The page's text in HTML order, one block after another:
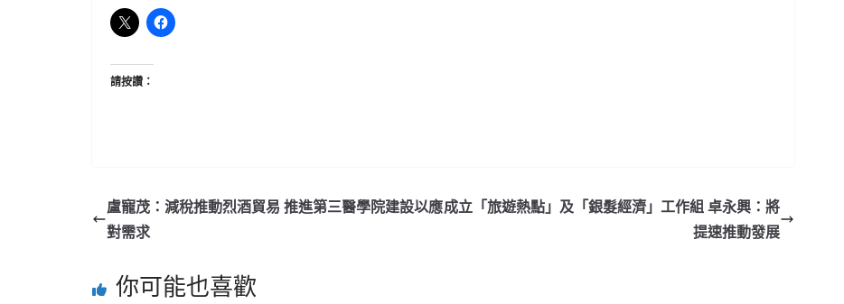
請按讚：
盧寵茂：減稅推動烈酒貿易 推進第三醫學院建設以應
對需求
成立「旅遊熱點」及「銀髮經濟」工作組 卓永興：將
提速推動發展
你可能也喜歡